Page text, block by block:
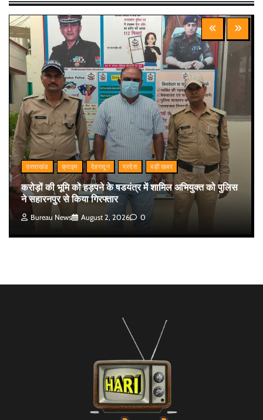
उत्तराखंड क्राइम देहरादून प्रदेश बड़ी खबर
करोड़ों की भूमि को हड़पने के षडयंत्र में शामिल अभियुक्त को पुलिस
ने सहारनपुर से किया गिरफ्तार
Bureau News August 2, 2026 0